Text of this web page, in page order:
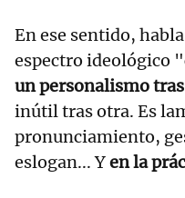
En ese sentido,
espectro ideológico
un personalismo
inútil tras otra. Es
pronunciamiento,
eslogan... Yen la